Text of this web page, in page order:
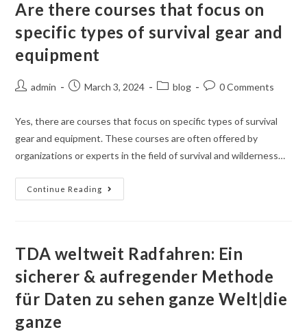
Are there courses that focus on
specific types of survival gear and
equipment
admin March 3, 2024 blog 0 Comments
Yes, there are courses that focus on specific types of survival
gear and equipment. These courses are often offered by
organizations or experts in the field of survival and wilderness…
Continue Reading
TDA weltweit Radfahren: Ein
sicherer & aufregender Methode
für Daten zu sehen ganze Welt|die
ganze